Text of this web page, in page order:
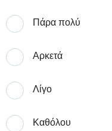
Πάρα πολύ
Αρκετά
Λίγο
Καθόλου